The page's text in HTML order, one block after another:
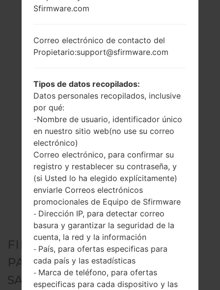
FIRMWARE OFICIAL #71495
PARA SM-G955U1 -
SAMSUNGGALAXY S8 PLUS
Sfirmware.com
Correo electrónico de contacto del
Propietario:support@sfirmware.com
Tipos de datos recopilados:
Datos personales recopilados, inclusive
por qué:
-Nombre de usuario, identificador único
en nuestro sitio web(no use su correo
electrónico)
Correo electrónico, para confirmar su
registro y restablecer su contraseña, y
(si Usted lo ha elegido explícitamente)
enviarle Correos electrónicos
promocionales de Equipo de Sfirmware
- Dirección IP, para detectar correo
basura y garantizar la seguridad de la
cuenta, la red y la información
- País, para ofertas especificas para
cada país y las estadísticas
- Marca de teléfono, para ofertas
especificas para cada dispositivo y las